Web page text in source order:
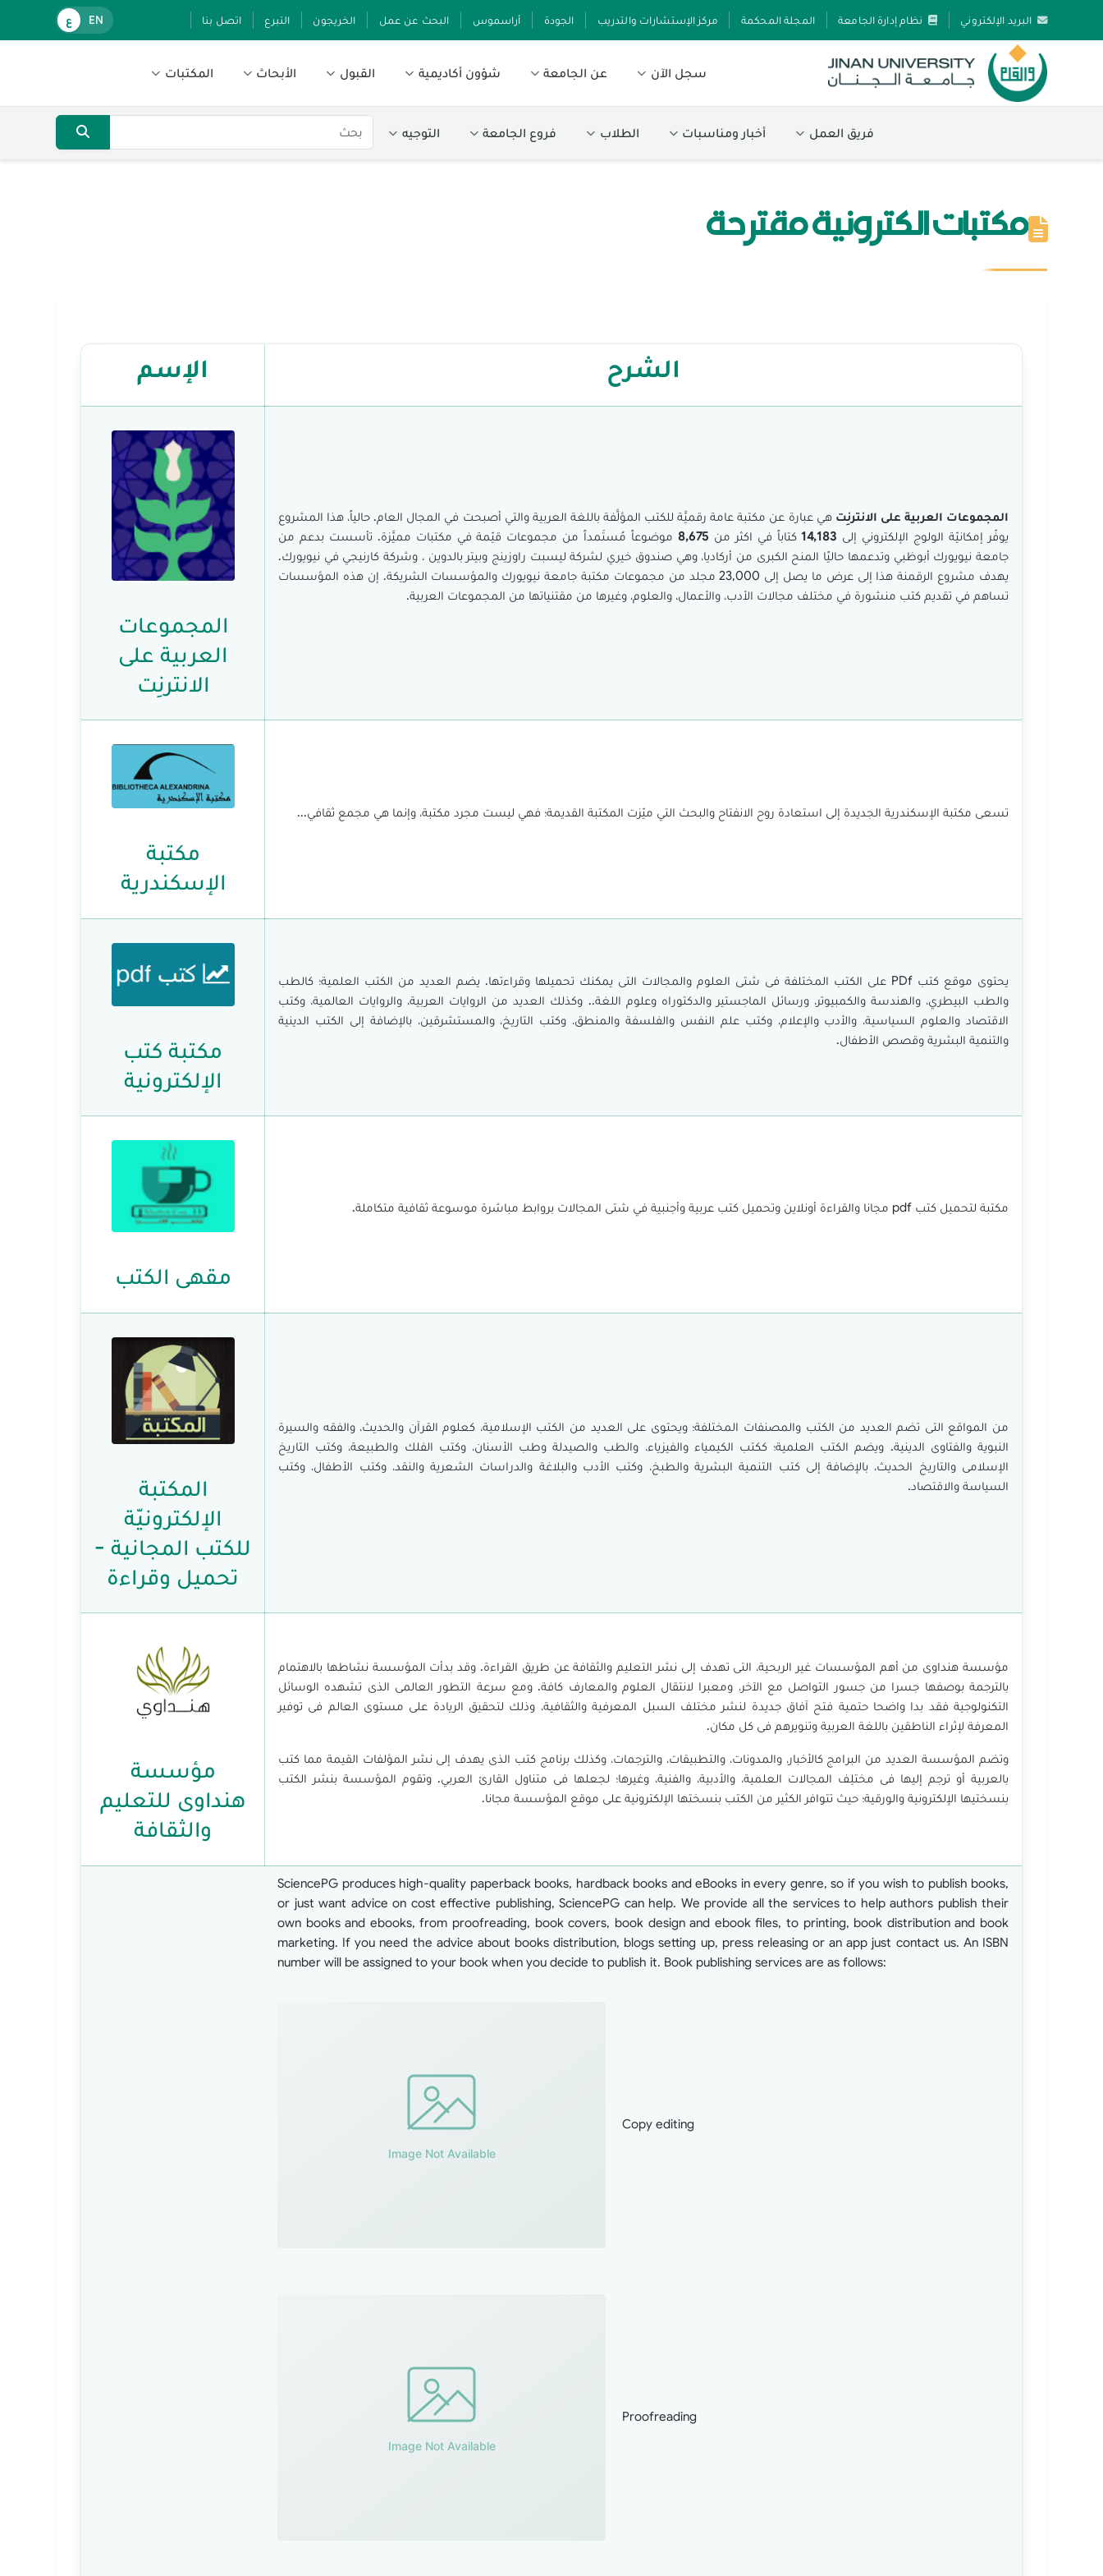
البريد الإلكتروني نظام إدارة الجامعة المجلة المحكمة مركز الإستشارات والتدريب الجودة أراسموس البحث عن عمل الخريجون التبرع اتصل بنا EN ع
سجل الآن عن الجامعة شؤون أكاديمية القبول الأبحاث المكتبات
فريق العمل أخبار ومناسبات الطلاب فروع الجامعة التوجيه
مكتبات الكترونية مقترحة
الشرح الإسم
المجموعات العربية على الانترنِت هي عبارة عن مكتبة عامة رقميَّة للكتب المؤلَّفة باللغة العربية والتي أصبحت في المجال العام. حالياً، هذا المشروع
يوفّر إمكانيّة الولوج الإلكتروني إلى 14,183كتاباً في اكثر من 8,675 موضوعاً مُستَمداً من مجموعات قيّمة في مكتبات مميَّزة. تأسست بدعم من
جامعة نيويورك أبوظبي وتدعمها حاليًا المنح الكبرى من أركاديا، وهي صندوق خيري لشركة ليسبت راوزينج وبيتر بالدوين ، وشركة كارنيجي في نيويورك.
يهدف مشروع الرقمنة هذا إلى عرض ما يصل إلى 23,000 مجلد من مجموعات مكتبة جامعة نيويورك والمؤسسات الشريكة. إن هذه المؤسسات
تساهم في تقديم كتب منشورة في مختلف مجالات الأدب، والأعمال، والعلوم، وغيرها من مقتنياتها من المجموعات العربية.
المجموعات
العربية على
الانترنِت
تسعى مكتبة الإسكندرية الجديدة إلى استعادة روح الانفتاح والبحث التي ميّزت المكتبة القديمة؛ فهي ليست مجرد مكتبة، وإنما هي مجمع ثقافي...
مكتبة
الإسكندرية
يحتوى موقع كتب PDf على الكتب المختلفة فى شتى العلوم والمجالات التى يمكنك تحميلها وقراءتها. يضم العديد من الكتب العلمية؛ كالطب
والطب البيطري، والهندسة والكمبيوتر، ورسائل الماجستير والدكتوراه وعلوم اللغة.. وكذلك العديد من الروايات العربية، والروايات العالمية، وكتب
الاقتصاد والعلوم السياسية، والأدب والإعلام، وكتب علم النفس والفلسفة والمنطق، وكتب التاريخ، والمستشرقين، بالإضافة إلى الكتب الدينية
والتنمية البشرية وقصص الأطفال.
مكتبة كتب
الإلكترونية
مكتبة لتحميل كتب pdf مجانا والقراءة أونلاين وتحميل كتب عربية وأجنبية في شتى المجالات بروابط مباشرة موسوعة ثقافية متكاملة.
مقهى الكتب
من المواقع التى تضم العديد من الكتب والمصنفات المختلفة؛ ويحتوى على العديد من الكتب الإسلامية، كعلوم القرآن والحديث، والفقه والسيرة
النبوية والفتاوى الدينية. ويضم الكتب العلمية؛ ككتب الكيمياء والفيزياء، والطب والصيدلة وطب الأسنان، وكتب الفلك والطبيعة، وكتب التاريخ
الإسلامى والتاريخ الحديث، بالإضافة إلى كتب التنمية البشرية والطبخ، وكتب الأدب والبلاغة والدراسات الشعرية والنقد، وكتب الأطفال، وكتب
السياسة والاقتصاد.
المكتبة
الإلكترونيّة
للكتب المجانية -
تحميل وقراءة
مؤسسة هنداوى من أهم المؤسسات غير الربحية، التى تهدف إلى نشر التعليم والثقافة عن طريق القراءة. وقد بدأت المؤسسة نشاطها بالاهتمام
بالترجمة بوصفها جسرا من جسور التواصل مع الآخر، ومعبرا لانتقال العلوم والمعارف كافة. ومع سرعة التطور العالمى الذى تشهده الوسائل
التكنولوجية فقد بدا واضحا حتمية فتح آفاق جديدة لنشر مختلف السبل المعرفية والثقافية، وذلك لتحقيق الريادة على مستوى العالم فى توفير
المعرفة لإثراء الناطقين باللغة العربية وتنويرهم فى كل مكان.
وتضم المؤسسة العديد من البرامج كالأخبار، والمدونات، والتطبيقات، والترجمات، وكذلك برنامج كتب الذى يهدف إلى نشر المؤلفات القيمة مما كتب
بالعربية أو ترجم إليها فى مختلِف المجالات العلمية، والأدبية، والفنية، وغيرها؛ لجعلها فى متناول القارئ العربي. وتقوم المؤسسة بنشر الكتب
بنسختيها الإلكترونية والورقية؛ حيث تتوافر الكثير من الكتب بنسختها الإلكترونية على موقع المؤسسة مجانا.
مؤسسة
هنداوى للتعليم
والثقافة
SciencePG produces high-quality paperback books, hardback books and eBooks in every genre, so if you wish to publish books,
or just want advice on cost effective publishing, SciencePG can help. We provide all the services to help authors publish their
own books and ebooks, from proofreading, book covers, book design and ebook files, to printing, book distribution and book
marketing. If you need the advice about books distribution, blogs setting up, press releasing or an app just contact us. An ISBN
number will be assigned to your book when you decide to publish it. Book publishing services are as follows:
Copy editing
Proofreading